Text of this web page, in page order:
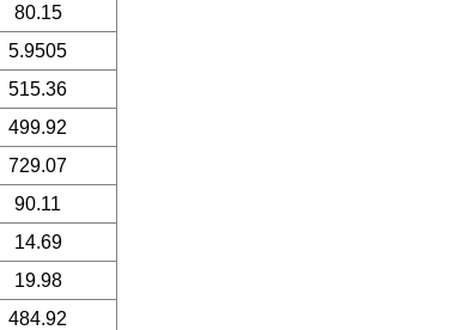
80.15
5.9505
515.36
499.92
729.07
90.11
14.69
19.98
484.92